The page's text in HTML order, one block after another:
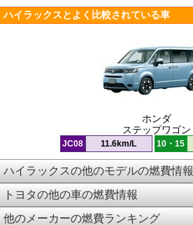
ハイラックスとよく比較されている車
ホンダ
ステップワゴン
JC08 11.6km/L 10・15
ハイラックスの他のモデルの燃費情報
トヨタの他の車の燃費情報
他のメーカーの燃費ランキング